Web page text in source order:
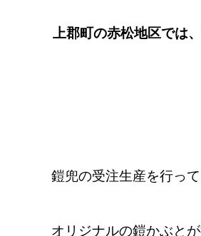
上郡町の赤松地区では
鎧兜の受注生産を行って
オリジナルの鎧かぶと